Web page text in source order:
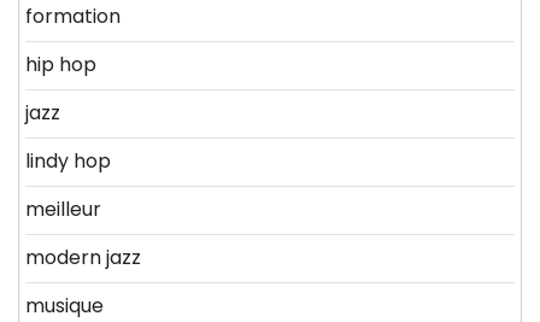
formation
hip hop
jazz
lindy hop
meilleur
modern jazz
musique